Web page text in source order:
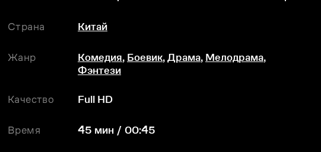
Страна Китай
Жанр Комедия, Боевик, Драма, Мелодрама,
Фэнтези
Качество Full HD
Время 45 мин / 00:45